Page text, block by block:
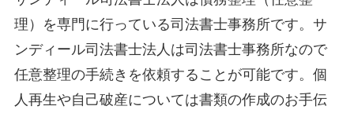
理）を専門に行っている司法書士事務所です。サ
ンディール司法書士法人は司法書士事務所なので
任意整理の手続きを依頼することが可能です。個
人再生や自己破産については書類の作成のお手伝